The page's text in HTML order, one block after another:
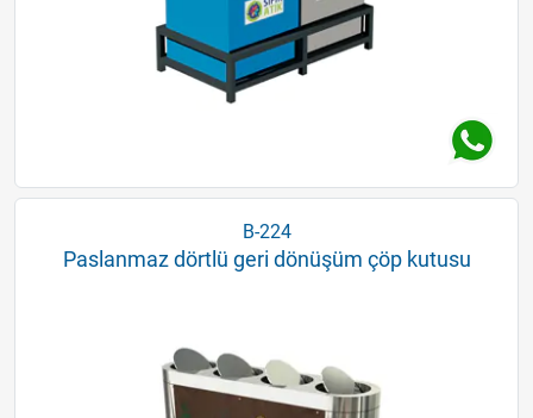
B-224
Paslanmaz dörtlü geri dönüşüm çöp kutusu